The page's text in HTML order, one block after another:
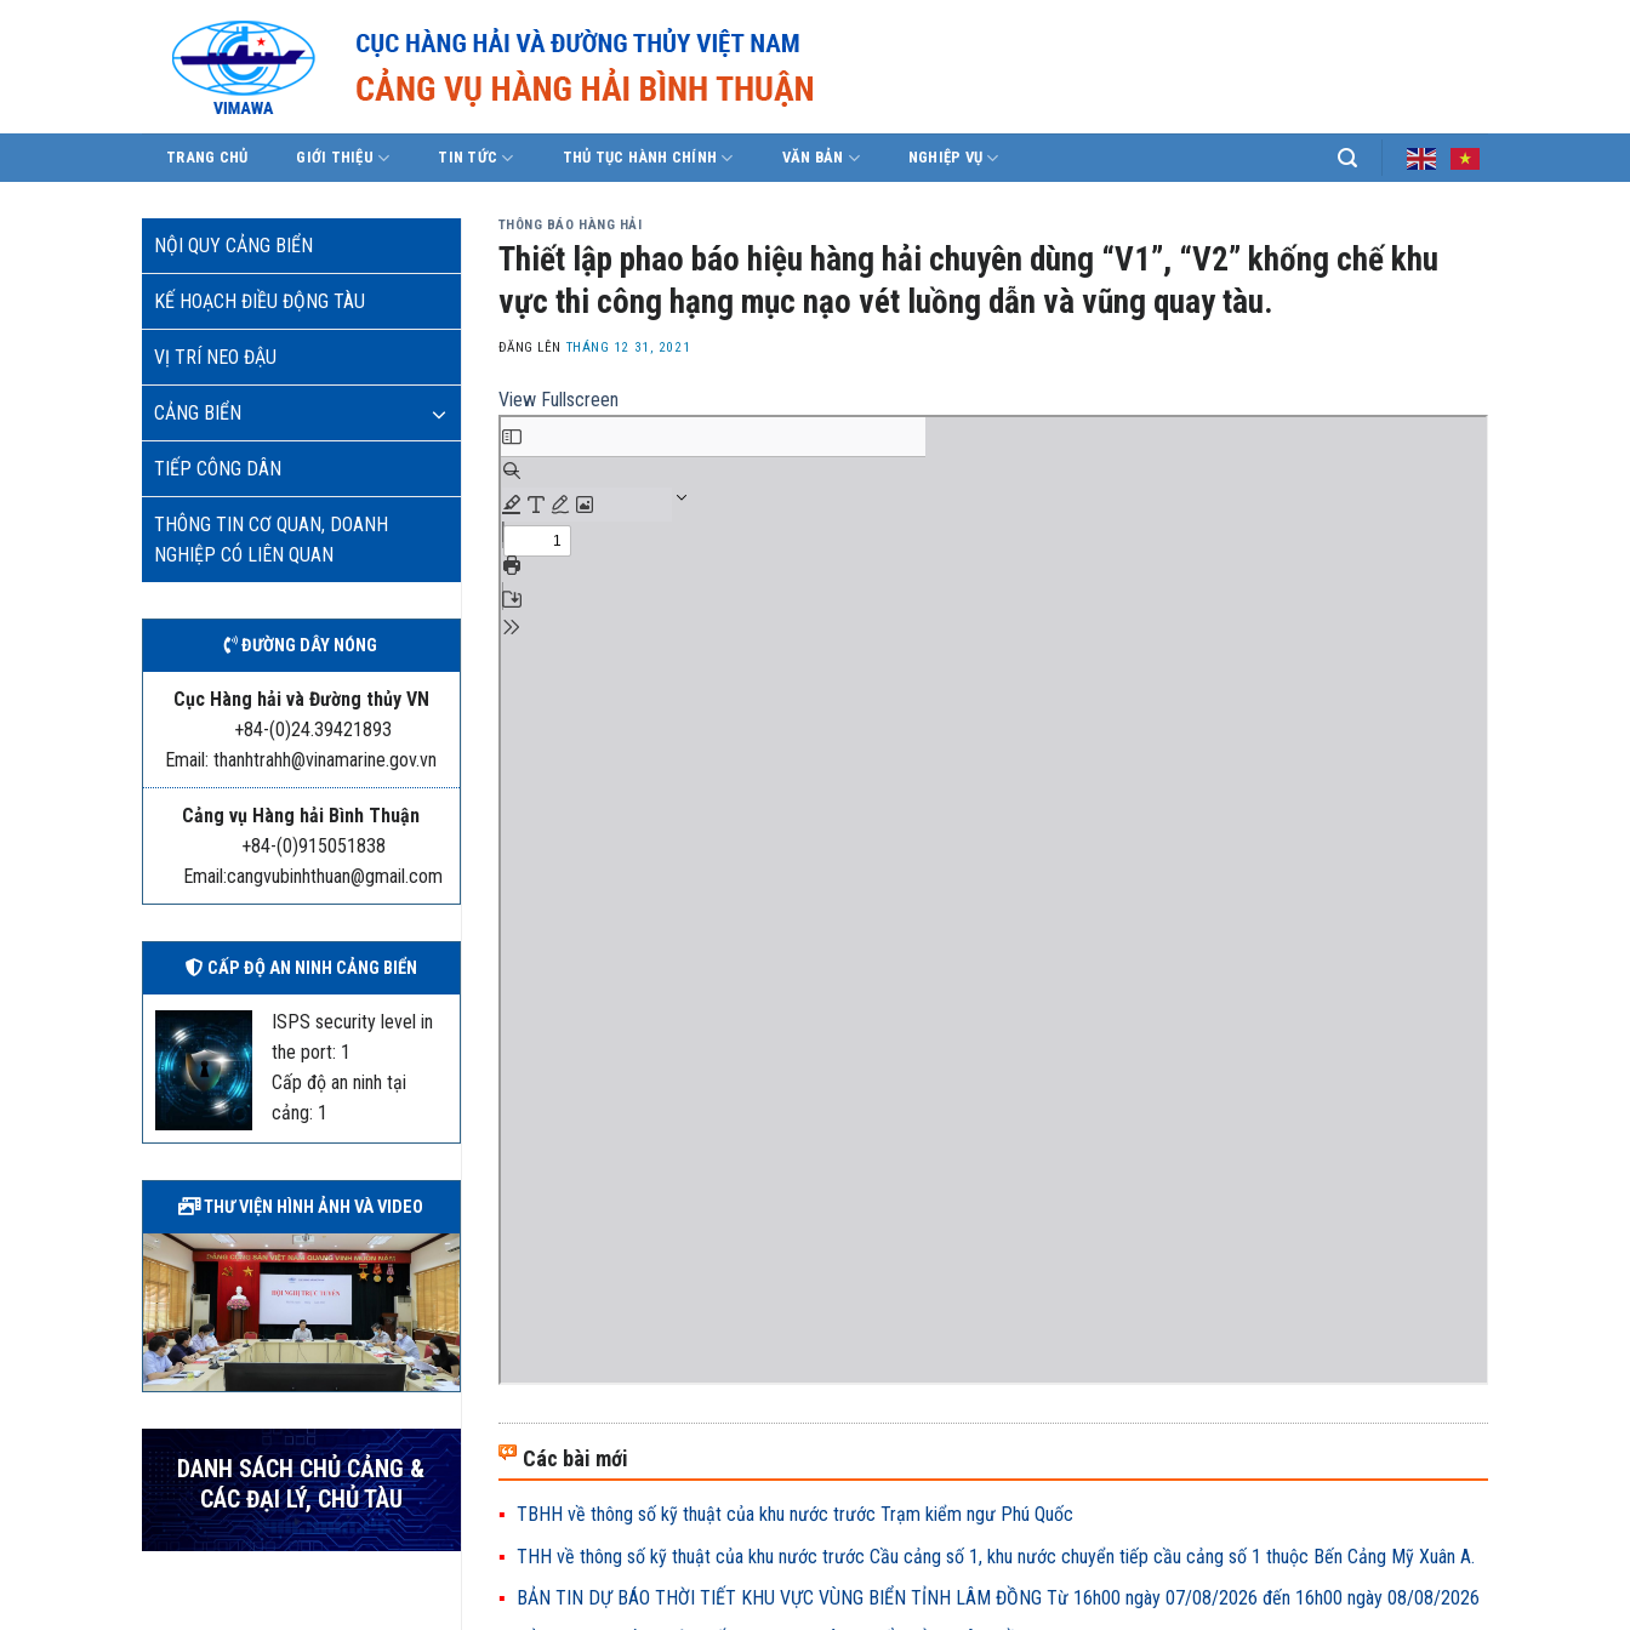
TRANG CHỦ GIỚI THIỆU TIN TỨC THỦ TỤC HÀNH CHÍNH VĂN BẢN NGHIỆP VỤ
NỘI QUY CẢNG BIỂN
KẾ HOẠCH ĐIỀU ĐỘNG TÀU
VỊ TRÍ NEO ĐẬU
CẢNG BIỂN
TIẾP CÔNG DÂN
THÔNG TIN CƠ QUAN, DOANH
NGHIỆP CÓ LIÊN QUAN
ĐƯỜNG DÂY NÓNG
Cục Hàng hải và Đường thủy VN
+84-(0)24.39421893
Email: thanhtrahh@vinamarine.gov.vn
Cảng vụ Hàng hải Bình Thuận
+84-(0)915051838
Email:cangvubinhthuan@gmail.com
CẤP ĐỘ AN NINH CẢNG BIỂN
ISPS security level in
the port: 1
Cấp độ an ninh tại
cảng: 1
THƯ VIỆN HÌNH ẢNH VÀ VIDEO
DANH SÁCH CHỦ CẢNG &
CÁC ĐẠI LÝ, CHỦ TÀU
THÔNG BÁO HÀNG HẢI
Thiết lập phao báo hiệu hàng hải chuyên dùng “V1”, “V2” khống chế khu
vực thi công hạng mục nạo vét luồng dẫn và vũng quay tàu.
ĐĂNG LÊN THÁNG 12 31, 2021
View Fullscreen
Các bài mới
TBHH về thông số kỹ thuật của khu nước trước Trạm kiểm ngư Phú Quốc
THH về thông số kỹ thuật của khu nước trước Cầu cảng số 1, khu nước chuyển tiếp cầu cảng số 1 thuộc Bến Cảng Mỹ Xuân A.
BẢN TIN DỰ BÁO THỜI TIẾT KHU VỰC VÙNG BIỂN TỈNH LÂM ĐỒNG Từ 16h00 ngày 07/08/2026 đến 16h00 ngày 08/08/2026